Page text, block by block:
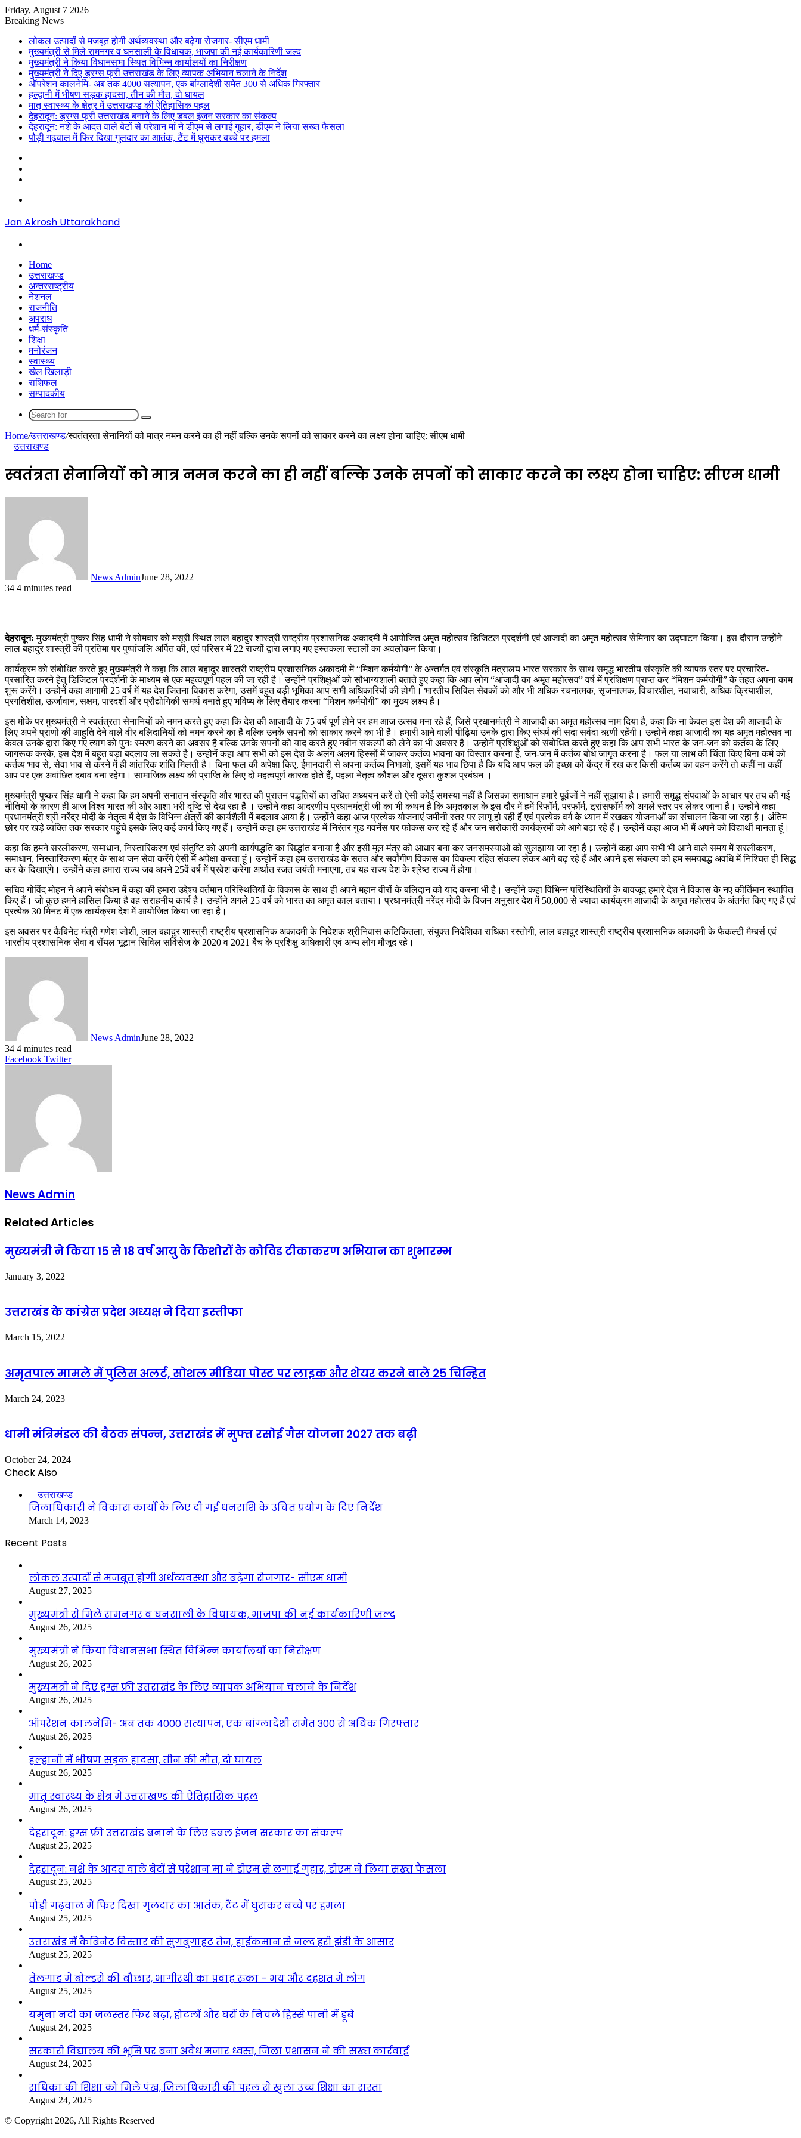
Friday, August 7 2026
Breaking News
लोकल उत्पादों से मजबूत होगी अर्थव्यवस्था और बढ़ेगा रोजगार- सीएम धामी
मुख्यमंत्री से मिले रामनगर व घनसाली के विधायक, भाजपा की नई कार्यकारिणी जल्द
मुख्यमंत्री ने किया विधानसभा स्थित विभिन्न कार्यालयों का निरीक्षण
मुख्यमंत्री ने दिए ड्रग्स फ्री उत्तराखंड के लिए व्यापक अभियान चलाने के निर्देश
ऑपरेशन कालनेमि- अब तक 4000 सत्यापन, एक बांग्लादेशी समेत 300 से अधिक गिरफ्तार
हल्द्वानी में भीषण सड़क हादसा, तीन की मौत, दो घायल
मातृ स्वास्थ्य के क्षेत्र में उत्तराखण्ड की ऐतिहासिक पहल
देहरादून: ड्रग्स फ्री उत्तराखंड बनाने के लिए डबल इंजन सरकार का संकल्प
देहरादून: नशे के आदत वाले बेटों से परेशान मां ने डीएम से लगाई गुहार, डीएम ने लिया सख्त फैसला
पौड़ी गढ़वाल में फिर दिखा गुलदार का आतंक, टैंट में घुसकर बच्चे पर हमला
Jan Akrosh Uttarakhand
Home
उत्तराखण्ड
अन्तरराष्ट्रीय
नेशनल
राजनीति
अपराध
धर्म-संस्कृति
शिक्षा
मनोरंजन
स्वास्थ्य
खेल खिलाड़ी
राशिफल
सम्पादकीय
Search
Home/उत्तराखण्ड/स्वतंत्रता सेनानियों को मात्र नमन करने का ही नहीं बल्कि उनके सपनों को साकार करने का लक्ष्य होना चाहिए: सीएम धामी
उत्तराखण्ड
स्वतंत्रता सेनानियों को मात्र नमन करने का ही नहीं बल्कि उनके सपनों को साकार करने का लक्ष्य होना चाहिए: सीएम धामी
News AdminJune 28, 2022
34 4 minutes read
देहरादून:मुख्यमंत्री पुष्कर सिंह धामी ने सोमवार को मसूरी स्थित लाल बहादुर शास्त्री राष्ट्रीय प्रशासनिक अकादमी में आयोजित अमृत महोत्सव डिजिटल प्रदर्शनी एवं आजादी का अमृत महोत्सव सेमिनार का उद्घाटन किया। इस दौरान उन्होंने
लाल बहादुर शास्त्री की प्रतिमा पर पुष्पांजलि अर्पित की, एवं परिसर में 22 राज्यों द्वारा लगाए गए हस्तकला स्टालों का अवलोकन किया।
कार्यक्रम को संबोधित करते हुए मुख्यमंत्री ने कहा कि लाल बहादुर शास्त्री राष्ट्रीय प्रशासनिक अकादमी में “मिशन कर्मयोगी” के अन्तर्गत एवं संस्कृति मंत्रालय भारत सरकार के साथ समृद्ध भारतीय संस्कृति की व्यापक स्तर पर प्रचारित-
प्रसारित करने हेतु डिजिटल प्रदर्शनी के माध्यम से एक महत्वपूर्ण पहल की जा रही है। उन्होंने प्रशिक्षुओं को सौभाग्यशाली बताते हुए कहा कि आप लोग “आजादी का अमृत महोत्सव” वर्ष में प्रशिक्षण प्राप्त कर “मिशन कर्मयोगी” के तहत अपना काम
शुरू करेंगे। उन्होनें कहा आगामी 25 वर्ष में यह देश जितना विकास करेगा, उसमें बहुत बड़ी भूमिका आप सभी अधिकारियों की होगी। भारतीय सिविल सेवकों को और भी अधिक रचनात्मक, सृजनात्मक, विचारशील, नवाचारी, अधिक क्रियाशील,
प्रगतिशील, ऊर्जावान, सक्षम, पारदर्शी और प्रौद्योगिकी समर्थ बनाते हुए भविष्य के लिए तैयार करना “मिशन कर्मयोगी” का मुख्य लक्ष्य है।
इस मोके पर मुख्यमंत्री ने स्वतंत्रता सेनानियों को नमन करते हुए कहा कि देश की आजादी के 75 वर्ष पूर्ण होने पर हम आज उत्सव मना रहे हैं, जिसे प्रधानमंत्री ने आजादी का अमृत महोत्सव नाम दिया है, कहा कि ना केवल इस देश की आजादी के
लिए अपने प्राणों की आहुति देने वाले वीर बलिदानियों को नमन करने का है बल्कि उनके सपनों को साकार करने का भी है। हमारी आने वाली पीढ़ियां उनके द्वारा किए संघर्ष की सदा सर्वदा ऋणी रहेंगी। उन्होनें कहा आजादी का यह अमृत महोत्सव ना
केवल उनके द्वारा किए गए त्याग को पुनः स्मरण करने का अवसर है बल्कि उनके सपनों को याद करते हुए नवीन संकल्पों को लेने का भी अवसर है। उन्होनें प्रशिक्षुओं को संबोधित करते हुए कहा कि आप सभी भारत के जन-जन को कर्तव्य के लिए
जागरूक करके, इस देश में बहुत बड़ा बदलाव ला सकते है। उन्होनें कहा आप सभी को इस देश के अलग अलग हिस्सों में जाकर कर्तव्य भावना का विस्तार करना है, जन-जन में कर्तव्य बोध जागृत करना है। फल या लाभ की चिंता किए बिना कर्म को
कर्तव्य भाव से, सेवा भाव से करने में ही आंतरिक शांति मिलती है। बिना फल की अपेक्षा किए, ईमानदारी से अपना कर्तव्य निभाओ, इसमें यह भाव छिपा है कि यदि आप फल की इच्छा को केंद्र में रख कर किसी कर्तव्य का वहन करेंगे तो कहीं ना कहीं
आप पर एक अवांछित दबाव बना रहेगा। सामाजिक लक्ष्य की प्राप्ति के लिए दो महत्वपूर्ण कारक होते हैं, पहला नेतृत्व कौशल और दूसरा कुशल प्रबंधन ।
मुख्यमंत्री पुष्कर सिंह धामी ने कहा कि हम अपनी सनातन संस्कृति और भारत की पुरातन पद्धतियों का उचित अध्ययन करें तो ऐसी कोई समस्या नहीं है जिसका समाधान हमारे पूर्वजों ने नहीं सुझाया है। हमारी समृद्ध संपदाओं के आधार पर तय की गई
नीतियों के कारण ही आज विश्व भारत की ओर आशा भरी दृष्टि से देख रहा है । उन्होंने कहा आदरणीय प्रधानमंत्री जी का भी कथन है कि अमृतकाल के इस दौर में हमें रिफॉर्म, परफॉर्म, ट्रांसफॉर्म को अगले स्तर पर लेकर जाना है। उन्होंने कहा
प्रधानमंत्री श्री नरेंद्र मोदी के नेतृत्व में देश के विभिन्न क्षेत्रों की कार्यशैली में बदलाव आया है। उन्होंने कहा आज प्रत्येक योजनाएं जमीनी स्तर पर लागू हो रही हैं एवं प्रत्येक वर्ग के ध्यान में रखकर योजनाओं का संचालन किया जा रहा है। अंतिम
छोर पर खड़े व्यक्ति तक सरकार पहुंचे इसके लिए कई कार्य किए गए हैं। उन्होनें कहा हम उत्तराखंड में निरंतर गुड गवर्नेस पर फोकस कर रहे हैं और जन सरोकारी कार्यक्रमों को आगे बढ़ा रहे हैं। उन्होनें कहा आज भी मैं अपने को विद्यार्थी मानता हूं।
कहा कि हमने सरलीकरण, समाधान, निस्तारिकरण एवं संतुष्टि को अपनी कार्यपद्धति का सिद्धांत बनाया है और इसी मूल मंत्र को आधार बना कर जनसमस्याओं को सुलझाया जा रहा है। उन्होनें कहा आप सभी भी आने वाले समय में सरलीकरण,
समाधान, निस्तारिकरण मंत्र के साथ जन सेवा करेंगे ऐसी मैं अपेक्षा करता हूं। उन्होनें कहा हम उत्तराखंड के सतत और सर्वांगीण विकास का विकल्प रहित संकल्प लेकर आगे बढ़ रहे हैं और अपने इस संकल्प को हम समयबद्ध अवधि में निश्चित ही सिद्ध
कर के दिखाएंगे। उन्होंने कहा हमारा राज्य जब अपने 25वें वर्ष में प्रवेश करेगा अर्थात रजत जयंती मनाएगा, तब यह राज्य देश के श्रेष्ठ राज्य में होगा।
सचिव गोविंद मोहन ने अपने संबोधन में कहा की हमारा उद्देश्य वर्तमान परिस्थितियों के विकास के साथ ही अपने महान वीरों के बलिदान को याद करना भी है। उन्होंने कहा विभिन्न परिस्थितियों के बावजूद हमारे देश ने विकास के नए कीर्तिमान स्थापित
किए हैं। जो कुछ हमने हासिल किया है वह सराहनीय कार्य है। उन्होंने अगले 25 वर्ष को भारत का अमृत काल बताया। प्रधानमंत्री नरेंद्र मोदी के विजन अनुसार देश में 50,000 से ज्यादा कार्यक्रम आजादी के अमृत महोत्सव के अंतर्गत किए गए हैं एवं
प्रत्येक 30 मिनट में एक कार्यक्रम देश में आयोजित किया जा रहा है।
इस अवसर पर कैबिनेट मंत्री गणेश जोशी, लाल बहादुर शास्त्री राष्ट्रीय प्रशासनिक अकादमी के निदेशक श्रीनिवास कटिकितला, संयुक्त निदेशिका राधिका रस्तोगी, लाल बहादुर शास्त्री राष्ट्रीय प्रशासनिक अकादमी के फैकल्टी मैम्बर्स एवं
भारतीय प्रशासनिक सेवा व रॉयल भूटान सिविल सर्विसेज के 2020 व 2021 बैच के प्रशिक्षु अधिकारी एवं अन्य लोग मौजूद रहे।
News AdminJune 28, 2022
34 4 minutes read
Facebook TwitterLinkedIn
Tumblr
Pinterest
Reddit
VKontakte
Share
Print
News Admin
Related Articles
मुख्यमंत्री ने किया 15 से 18 वर्ष आयु के किशोरों के कोविड टीकाकरण अभियान का शुभारम्भ
January 3, 2022
उत्तराखंड के कांग्रेस प्रदेश अध्यक्ष ने दिया इस्तीफा
March 15, 2022
अमृतपाल मामले में पुलिस अलर्ट, सोशल मीडिया पोस्ट पर लाइक और शेयर करने वाले 25 चिन्हित
March 24, 2023
धामी मंत्रिमंडल की बैठक संपन्‍न, उत्तराखंड में मुफ्त रसोई गैस योजना 2027 तक बढ़ी
October 24, 2024
Check Also
उत्तराखण्ड
जिलाधिकारी ने विकास कार्यों के लिए दी गई धनराशि के उचित प्रयोग के दिए निर्देश
March 14, 2023
Recent Posts
लोकल उत्पादों से मजबूत होगी अर्थव्यवस्था और बढ़ेगा रोजगार- सीएम धामी
August 27, 2025
मुख्यमंत्री से मिले रामनगर व घनसाली के विधायक, भाजपा की नई कार्यकारिणी जल्द
August 26, 2025
मुख्यमंत्री ने किया विधानसभा स्थित विभिन्न कार्यालयों का निरीक्षण
August 26, 2025
मुख्यमंत्री ने दिए ड्रग्स फ्री उत्तराखंड के लिए व्यापक अभियान चलाने के निर्देश
August 26, 2025
ऑपरेशन कालनेमि- अब तक 4000 सत्यापन, एक बांग्लादेशी समेत 300 से अधिक गिरफ्तार
August 26, 2025
हल्द्वानी में भीषण सड़क हादसा, तीन की मौत, दो घायल
August 26, 2025
मातृ स्वास्थ्य के क्षेत्र में उत्तराखण्ड की ऐतिहासिक पहल
August 26, 2025
देहरादून: ड्रग्स फ्री उत्तराखंड बनाने के लिए डबल इंजन सरकार का संकल्प
August 25, 2025
देहरादून: नशे के आदत वाले बेटों से परेशान मां ने डीएम से लगाई गुहार, डीएम ने लिया सख्त फैसला
August 25, 2025
पौड़ी गढ़वाल में फिर दिखा गुलदार का आतंक, टैंट में घुसकर बच्चे पर हमला
August 25, 2025
उत्तराखंड में कैबिनेट विस्तार की सुगबुगाहट तेज, हाईकमान से जल्द हरी झंडी के आसार
August 25, 2025
तेलगाड में बोल्डरों की बौछार, भागीरथी का प्रवाह रुका – भय और दहशत में लोग
August 25, 2025
यमुना नदी का जलस्तर फिर बढ़ा, होटलों और घरों के निचले हिस्से पानी में डूबे
August 24, 2025
सरकारी विद्यालय की भूमि पर बना अवैध मजार ध्वस्त, जिला प्रशासन ने की सख्त कार्रवाई
August 24, 2025
राधिका की शिक्षा को मिले पंख, जिलाधिकारी की पहल से खुला उच्च शिक्षा का रास्ता
August 24, 2025
© Copyright 2026, All Rights Reserved